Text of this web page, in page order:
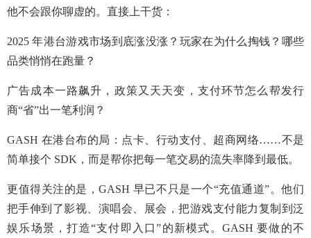
他不会跟你聊虚的。直接上干货：
2025 年港台游戏市场到底涨没涨？玩家在为什么掏钱？哪些
品类悄悄在跑量？
广告成本一路飙升，政策又天天变，支付环节怎么帮发行
商“省”出一笔利润？
GASH 在港台布的局：点卡、行动支付、超商网络……不是
简单接个 SDK，而是帮你把每一笔交易的流失率降到最低。
更值得关注的是，GASH 早已不只是一个“充值通道”。他们
把手伸到了影视、演唱会、展会，把游戏支付能力复制到泛
娱乐场景，打造“支付即入口”的新模式。GASH 要做的不